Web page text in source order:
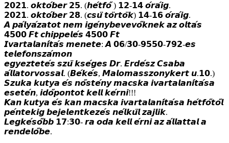
𝟮𝟬𝟮𝟭. 𝙤𝙠𝙩𝙤́𝙗𝙚𝙧 𝟮𝟱. (𝙝𝙚́𝙩𝙛𝙤̋ ) 𝟭𝟮-𝟭𝟰 𝙤́𝙧𝙖́𝙞𝙜.
𝟮𝟬𝟮𝟭. 𝙤𝙠𝙩𝙤́𝙗𝙚𝙧 𝟮𝟴. (𝙘𝙨𝙪̈ 𝙩𝙤̈𝙧𝙩𝙤̈𝙠) 𝟭𝟰-𝟭𝟲 𝙤́𝙧𝙖́𝙞𝙜.
𝘼 𝙥𝙖́𝙡𝙮𝙖́𝙯𝙖𝙩𝙤𝙩 𝙣𝙚𝙢 𝙞𝙜𝙚́𝙣𝙮𝙗𝙚𝙫𝙚𝙫𝙤̋𝙠𝙣𝙚𝙠 𝙖𝙯 𝙤𝙡𝙩𝙖́𝙨
𝟰𝟱𝟬𝟬 𝙁𝙩 𝙘𝙝𝙞𝙥𝙥𝙚𝙡𝙚́𝙨 𝟰𝟱𝟬𝟬 𝙁𝙩
𝙄𝙫𝙖𝙧𝙩𝙖𝙡𝙖𝙣𝙞́𝙩𝙖́𝙨 𝙢𝙚𝙣𝙚𝙩𝙚: 𝘼 𝟬𝟲/𝟯𝟬-𝟵𝟱𝟱𝟬-𝟳𝟵𝟮-𝙚𝙨
𝙩𝙚𝙡𝙚𝙛𝙤𝙣𝙨𝙯𝙖́𝙢𝙤𝙣
𝙚𝙜𝙮𝙚𝙯𝙩𝙚𝙩𝙚́𝙨 𝙨𝙯𝙪̈ 𝙠𝙨𝙚́𝙜𝙚𝙨 𝘿𝙧. 𝙀𝙧𝙙𝙚́𝙨𝙯 𝘾𝙨𝙖𝙗𝙖
𝙖́𝙡𝙡𝙖𝙩𝙤𝙧𝙫𝙤𝙨𝙨𝙖𝙡. (𝘽𝙚́𝙠𝙚́𝙨, 𝙈𝙖𝙡𝙤𝙢𝙖𝙨𝙨𝙯𝙤𝙣𝙮𝙠𝙚𝙧𝙩 𝙪.𝟭𝟬.)
𝙎𝙯𝙪𝙠𝙖 𝙠𝙪𝙩𝙮𝙖 𝙚́𝙨 𝙣𝙤̋𝙨𝙩𝙚́𝙣𝙮 𝙢𝙖𝙘𝙨𝙠𝙖 𝙞𝙫𝙖𝙧𝙩𝙖𝙡𝙖𝙣𝙞́𝙩𝙖́𝙨𝙖
𝙚𝙨𝙚𝙩𝙚́𝙣, 𝙞𝙙𝙤̋𝙥𝙤𝙣𝙩𝙤𝙩 𝙠𝙚𝙡𝙡 𝙠𝙚́𝙧𝙣𝙞!!!
𝙆𝙖𝙣 𝙠𝙪𝙩𝙮𝙖 𝙚́𝙨 𝙠𝙖𝙣 𝙢𝙖𝙘𝙨𝙠𝙖 𝙞𝙫𝙖𝙧𝙩𝙖𝙡𝙖𝙣𝙞́𝙩𝙖́𝙨𝙖 𝙝𝙚́𝙩𝙛𝙤̋𝙩𝙤̋𝙡
𝙥𝙚́𝙣𝙩𝙚𝙠𝙞𝙜 𝙗𝙚𝙟𝙚𝙡𝙚𝙣𝙩𝙠𝙚𝙯𝙚́𝙨 𝙣𝙚́𝙡𝙠𝙪̈𝙡 𝙯𝙖𝙟𝙡𝙞𝙠.
𝙇𝙚𝙜𝙠𝙚́𝙨𝙤̋𝙗𝙗 𝟭𝟳:𝟯𝟬- 𝙧𝙖 𝙤𝙙𝙖 𝙠𝙚𝙡𝙡 𝙚́𝙧𝙣𝙞 𝙖𝙯 𝙖́𝙡𝙡𝙖𝙩𝙩𝙖𝙡 𝙖
𝙧𝙚𝙣𝙙𝙚𝙡𝙤̋𝙗𝙚.